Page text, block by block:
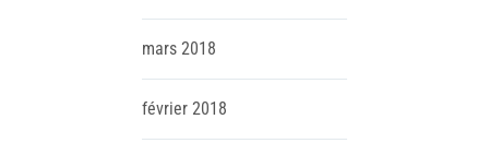
mars 2018
février 2018